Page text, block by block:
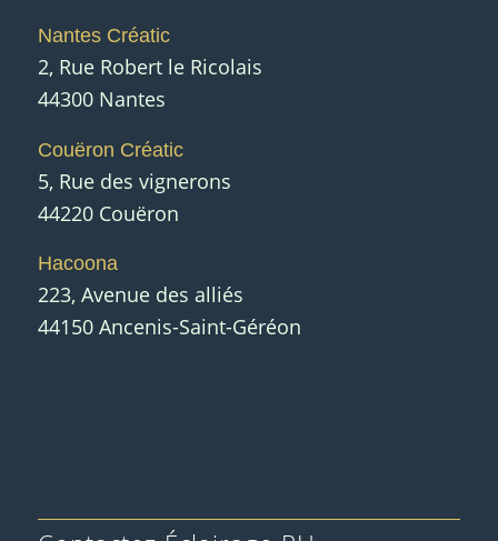
Nantes Créatic
2, Rue Robert le Ricolais
44300 Nantes
Couëron Créatic
5, Rue des vignerons
44220 Couëron
Hacoona
223, Avenue des alliés
44150 Ancenis-Saint-Géréon